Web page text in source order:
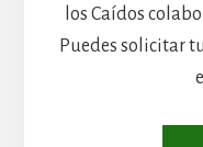
los Caídos
Puedes solicitar